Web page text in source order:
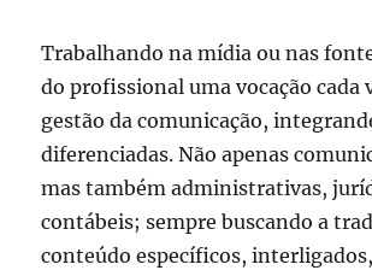
Trabalhando na mídia ou nas
do profissional uma vocação cada
gestão da comunicação,
diferenciadas. Não apenas
mas também administrativas,
contábeis; sempre buscando a
conteúdo específicos,